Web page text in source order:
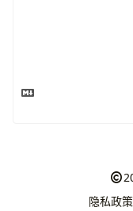
隐私政策